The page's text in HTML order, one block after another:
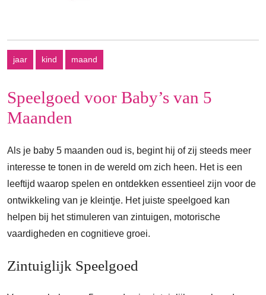
jaar kind maand
Speelgoed voor Baby’s van 5
Maanden
Als je baby 5 maanden oud is, begint hij of zij steeds meer
interesse te tonen in de wereld om zich heen. Het is een
leeftijd waarop spelen en ontdekken essentieel zijn voor de
ontwikkeling van je kleintje. Het juiste speelgoed kan
helpen bij het stimuleren van zintuigen, motorische
vaardigheden en cognitieve groei.
Zintuiglijk Speelgoed